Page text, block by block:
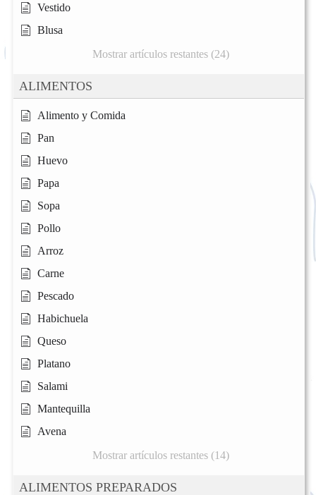
Vestido
Blusa
Mostrar artículos restantes (24)
ALIMENTOS
Alimento y Comida
Pan
Huevo
Papa
Sopa
Pollo
Arroz
Carne
Pescado
Habichuela
Queso
Platano
Salami
Mantequilla
Avena
Mostrar artículos restantes (14)
ALIMENTOS PREPARADOS